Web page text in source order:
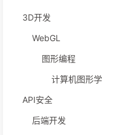
3D开发
WebGL
图形编程
计算机图形学
API安全
后端开发